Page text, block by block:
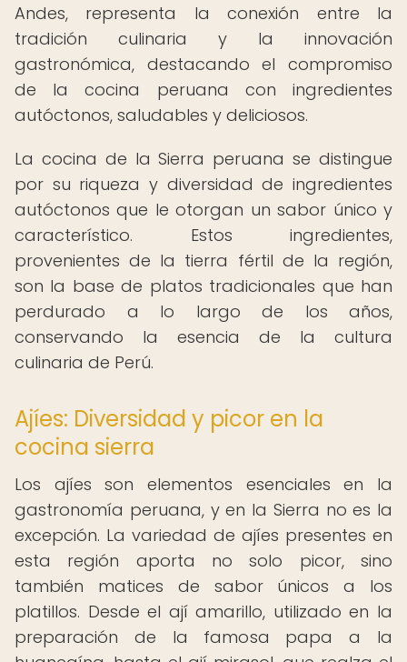
Andes, representa la conexión entre la
tradición culinaria y la innovación
gastronómica, destacando el compromiso
de la cocina peruana con ingredientes
autóctonos, saludables y deliciosos.
La cocina de la Sierra peruana se distingue
por su riqueza y diversidad de ingredientes
autóctonos que le otorgan un sabor único y
característico. Estos ingredientes,
provenientes de la tierra fértil de la región,
son la base de platos tradicionales que han
perdurado a lo largo de los años,
conservando la esencia de la cultura
culinaria de Perú.
Ajíes: Diversidad y picor en la
cocina sierra
Los ajíes son elementos esenciales en la
gastronomía peruana, y en la Sierra no es la
excepción. La variedad de ajíes presentes en
esta región aporta no solo picor, sino
también matices de sabor únicos a los
platillos. Desde el ají amarillo, utilizado en la
preparación de la famosa papa a la